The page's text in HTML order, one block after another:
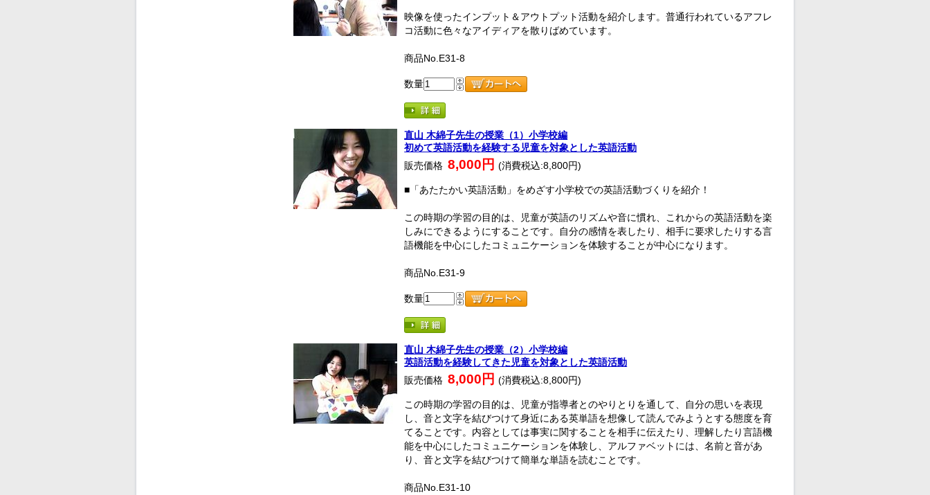
映像を使ったインプット＆アウトプット活動を紹介します。普通行われているアフレ
コ活動に色々なアイディアを散りばめています。
商品No.E31-8
数量
直山 木綿子先生の授業（1）小学校編
初めて英語活動を経験する児童を対象とした英語活動
販売価格 8,000円 (消費税込:8,800円)
■「あたたかい英語活動」をめざす小学校での英語活動づくりを紹介！
この時期の学習の目的は、児童が英語のリズムや音に慣れ、これからの英語活動を楽
しみにできるようにすることです。自分の感情を表したり、相手に要求したりする言
語機能を中心にしたコミュニケーションを体験することが中心になります。
商品No.E31-9
数量
直山 木綿子先生の授業（2）小学校編
英語活動を経験してきた児童を対象とした英語活動
販売価格 8,000円 (消費税込:8,800円)
この時期の学習の目的は、児童が指導者とのやりとりを通して、自分の思いを表現
し、音と文字を結びつけて身近にある英単語を想像して読んでみようとする態度を育
てることです。内容としては事実に関することを相手に伝えたり、理解したり言語機
能を中心にしたコミュニケーションを体験し、アルファベットには、名前と音があ
り、音と文字を結びつけて簡単な単語を読むことです。
商品No.E31-10